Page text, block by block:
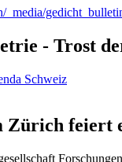
- Trost
Schweiz
Zürich feiert